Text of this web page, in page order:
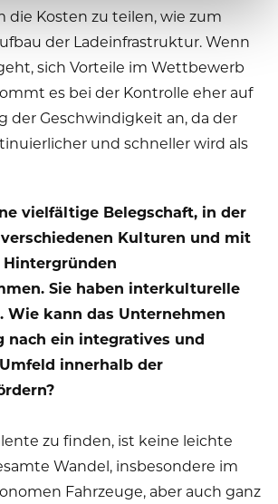
die Kosten zu teilen, wie zum
der Ladeinfrastruktur. Wenn
sich Vorteile im Wettbewerb
es bei der Kontrolle eher auf
der Geschwindigkeit an, da der
und schneller wird als
vielfältige Belegschaft, in der
Kulturen und mit
Sie haben interkulturelle
Wie kann das Unternehmen
nach ein integratives und
innerhalb der
zu finden, ist keine leichte
Wandel, insbesondere im
Fahrzeuge, aber auch ganz